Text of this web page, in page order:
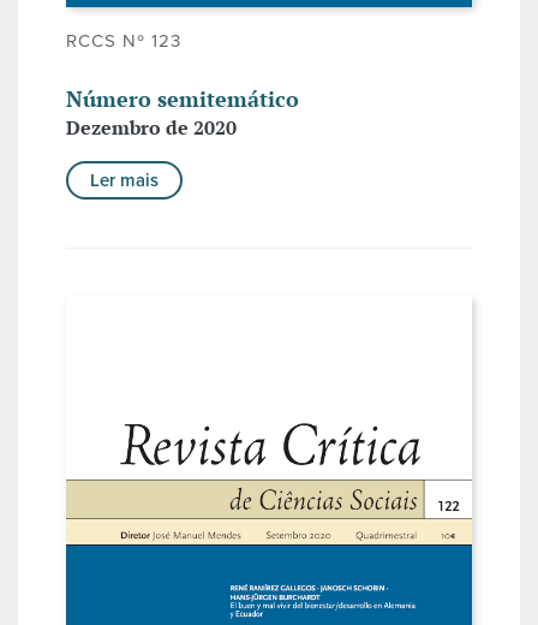
RCCS Nº 123
Número semitemático
Dezembro de 2020
Ler mais